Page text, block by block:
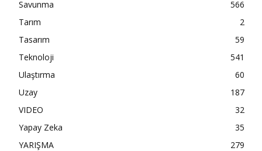
Savunma
566
Tarım
2
Tasarım
59
Teknoloji
541
Ulaştırma
60
Uzay
187
VIDEO
32
Yapay Zeka
35
YARIŞMA
279